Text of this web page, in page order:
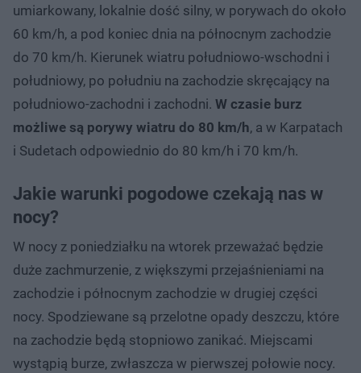
umiarkowany, lokalnie dość silny, w porywach do około
60 km/h, a pod koniec dnia na północnym zachodzie
do 70 km/h. Kierunek wiatru południowo-wschodni i
południowy, po południu na zachodzie skręcający na
południowo-zachodni i zachodni. W czasie burz
możliwe są porywy wiatru do 80 km/h, a w Karpatach
i Sudetach odpowiednio do 80 km/h i 70 km/h.
Jakie warunki pogodowe czekają nas w
nocy?
W nocy z poniedziałku na wtorek przeważać będzie
duże zachmurzenie, z większymi przejaśnieniami na
zachodzie i północnym zachodzie w drugiej części
nocy. Spodziewane są przelotne opady deszczu, które
na zachodzie będą stopniowo zanikać. Miejscami
wystąpią burze, zwłaszcza w pierwszej połowie nocy.